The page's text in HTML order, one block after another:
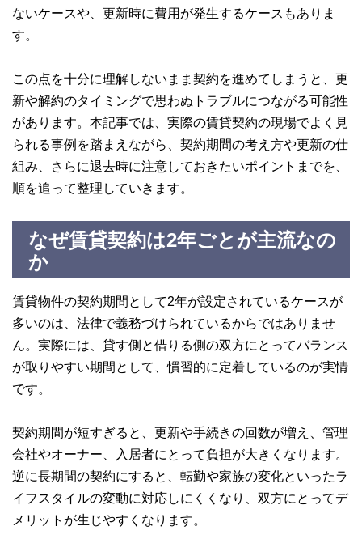
ないケースや、更新時に費用が発生するケースもありま
す。
この点を十分に理解しないまま契約を進めてしまうと、更
新や解約のタイミングで思わぬトラブルにつながる可能性
があります。本記事では、実際の賃貸契約の現場でよく見
られる事例を踏まえながら、契約期間の考え方や更新の仕
組み、さらに退去時に注意しておきたいポイントまでを、
順を追って整理していきます。
なぜ賃貸契約は2年ごとが主流なの
か
賃貸物件の契約期間として2年が設定されているケースが
多いのは、法律で義務づけられているからではありませ
ん。実際には、貸す側と借りる側の双方にとってバランス
が取りやすい期間として、慣習的に定着しているのが実情
です。
契約期間が短すぎると、更新や手続きの回数が増え、管理
会社やオーナー、入居者にとって負担が大きくなります。
逆に長期間の契約にすると、転勤や家族の変化といったラ
イフスタイルの変動に対応しにくくなり、双方にとってデ
メリットが生じやすくなります。